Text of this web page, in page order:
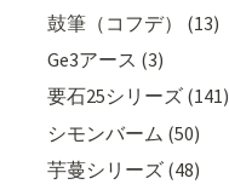
鼓筆（コフデ） (13)
Ge3アース (3)
要石25シリーズ (141)
シモンバーム (50)
芋蔓シリーズ (48)